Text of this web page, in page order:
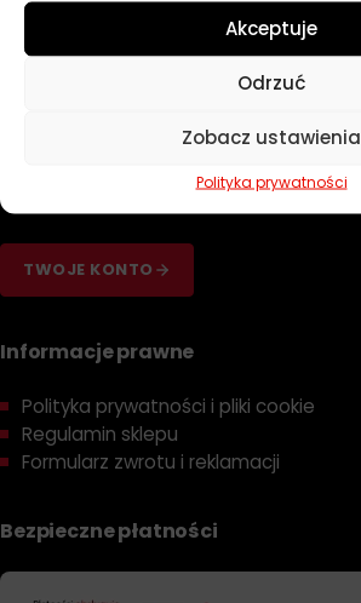
Akceptuje
Odrzuć
Zobacz ustawienia
Polityka prywatności
Kosmetyki
TWOJE KONTO
Informacje prawne
Polityka prywatności i pliki cookie
Regulamin sklepu
Formularz zwrotu i reklamacji
Bezpieczne płatności